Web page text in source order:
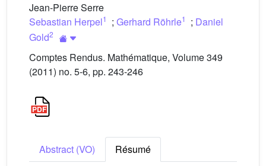
Jean-Pierre Serre
Sebastian Herpel1 ; Gerhard Röhrle1 ; Daniel
Gold2
Comptes Rendus. Mathématique, Volume 349
(2011) no. 5-6, pp. 243-246
Abstract (VO)
Résumé